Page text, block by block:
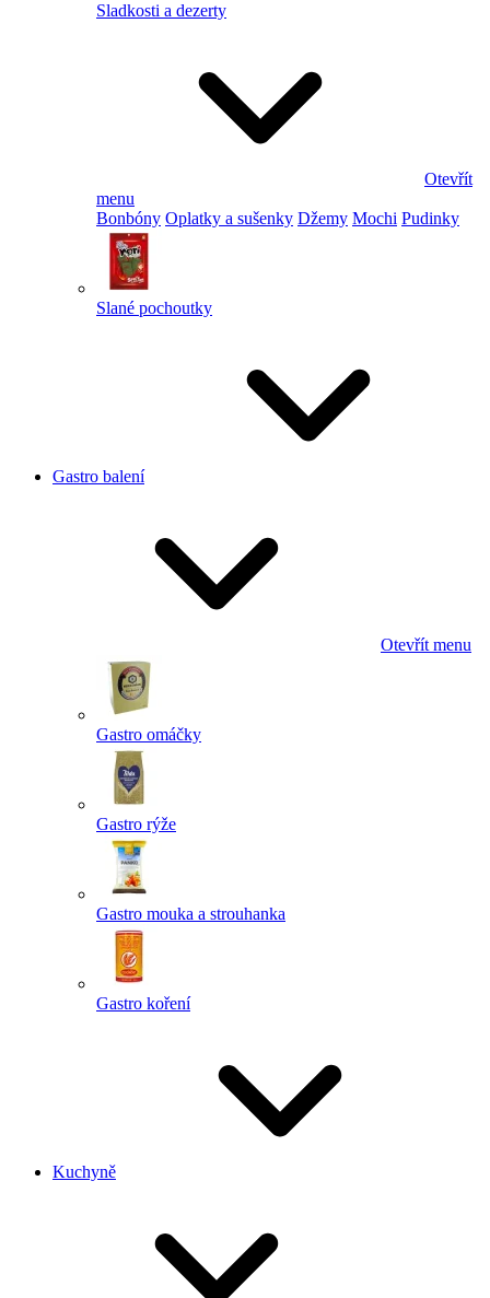
Sladkosti a dezerty
Otevřít
menu
Bonbóny Oplatky a sušenky Džemy Mochi Pudinky
Slané pochoutky
Gastro balení
Otevřít menu
Gastro omáčky
Gastro rýže
Gastro mouka a strouhanka
Gastro koření
Kuchyně